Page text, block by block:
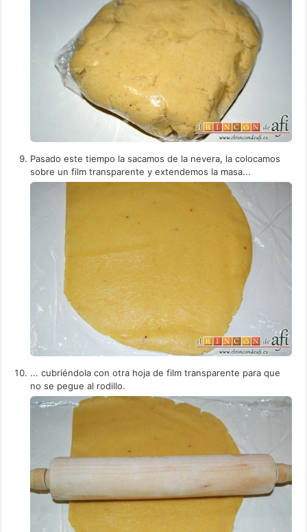
Pasado este tiempo la sacamos de la nevera, la colocamos
sobre un film transparente y extendemos la masa...
... cubriéndola con otra hoja de film transparente para que
no se pegue al rodillo.